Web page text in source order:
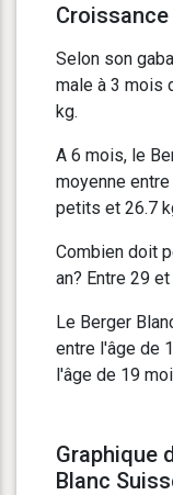
Selon son
male à 3 mois
kg.
A 6 mois, le
moyenne
petits et 26.7
Combien doit
an? Entre 29
Le Berger
entre l'âge de
l'âge de 19
Graphique
Blanc